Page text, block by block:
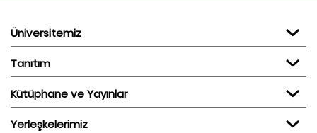
Üniversitemiz
Tanıtım
Kütüphane ve Yayınlar
Yerleşkelerimiz